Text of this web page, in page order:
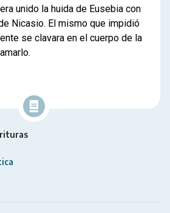
unido la huida de Eusebia con
Nicasio. El mismo que impidió
se clavara en el cuerpo de la